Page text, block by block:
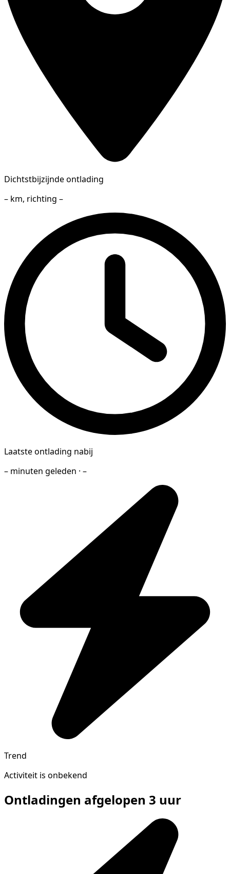
Dichtstbijzijnde ontlading
– km, richting –
Laatste ontlading nabij
– minuten geleden · –
Trend
Activiteit is onbekend
Ontladingen afgelopen 3 uur